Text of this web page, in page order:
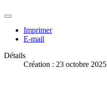
Imprimer
E-mail
Détails
Création : 23 octobre 2025